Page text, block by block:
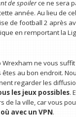
de spoilerce ne sera
année. Au lieu de
de football 2 après
en remportant la
Wrexham ne vous
êtes au bon endroit.
regarder les
les jeux possibles.
de la ville, car vous
avec un VPN.